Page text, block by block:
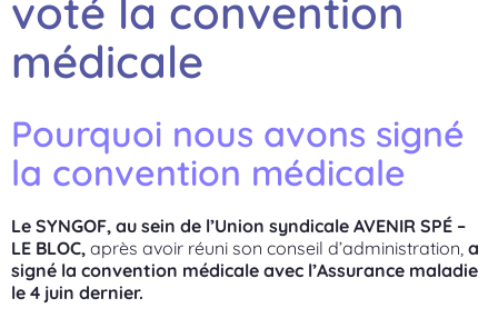
voté la convention
médicale
Pourquoi nous avons signé
la convention médicale
Le SYNGOF, au sein de l’Union syndicale AVENIR SPÉ –
LE BLOC, après avoir réuni son conseil d’administration, a
signé la convention médicale avec l’Assurance maladie
le 4 juin dernier.